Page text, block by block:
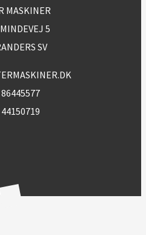
MASKINER
5
SV
86445577
44150719